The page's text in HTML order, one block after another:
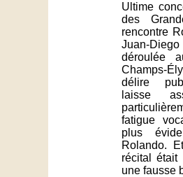
Ultime
des
rencontre
Juan-Diego
déroulée
Champs-
délire
laisse
fatigue
plus
Rolando.
récital était
une fausse